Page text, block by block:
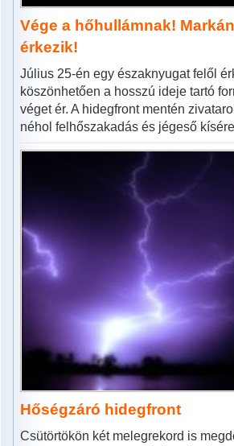
Vége a hőhullámnak!
érkezik!
Július 25-én egy északnyugat felől
köszönhetően a hosszú ideje tartó
véget ér. A hidegfront mentén
néhol felhőszakadás és jégeső
Hőségzáró hidegfront
Csütörtökön két melegrekord is